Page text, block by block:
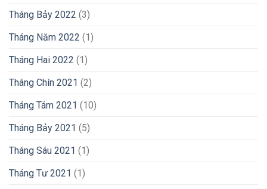
Tháng Bảy 2022 (3)
Tháng Năm 2022 (1)
Tháng Hai 2022 (1)
Tháng Chín 2021 (2)
Tháng Tám 2021 (10)
Tháng Bảy 2021 (5)
Tháng Sáu 2021 (1)
Tháng Tư 2021 (1)